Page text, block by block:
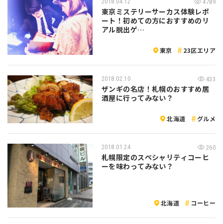
4789
東京ミステリーサーカス体験レポ
ート！初めての方におすすめのリ
アル脱出ゲ…
東京 23区エリア
2018.02.10 433
ザンギの名店！札幌のおすすめ居
酒屋に行ってみない？
北海道 グルメ
2018.01.24 260
札幌限定のスペシャリティコーヒ
ーを味わってみない？
北海道 コーヒー